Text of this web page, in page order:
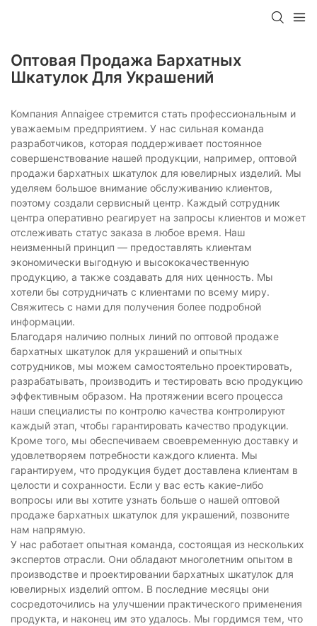
Оптовая Продажа Бархатных
Шкатулок Для Украшений
Компания Annaigee стремится стать профессиональным и
уважаемым предприятием. У нас сильная команда
разработчиков, которая поддерживает постоянное
совершенствование нашей продукции, например, оптовой
продажи бархатных шкатулок для ювелирных изделий. Мы
уделяем большое внимание обслуживанию клиентов,
поэтому создали сервисный центр. Каждый сотрудник
центра оперативно реагирует на запросы клиентов и может
отслеживать статус заказа в любое время. Наш
неизменный принцип — предоставлять клиентам
экономически выгодную и высококачественную
продукцию, а также создавать для них ценность. Мы
хотели бы сотрудничать с клиентами по всему миру.
Свяжитесь с нами для получения более подробной
информации.
Благодаря наличию полных линий по оптовой продаже
бархатных шкатулок для украшений и опытных
сотрудников, мы можем самостоятельно проектировать,
разрабатывать, производить и тестировать всю продукцию
эффективным образом. На протяжении всего процесса
наши специалисты по контролю качества контролируют
каждый этап, чтобы гарантировать качество продукции.
Кроме того, мы обеспечиваем своевременную доставку и
удовлетворяем потребности каждого клиента. Мы
гарантируем, что продукция будет доставлена ​​клиентам в
целости и сохранности. Если у вас есть какие-либо
вопросы или вы хотите узнать больше о нашей оптовой
продаже бархатных шкатулок для украшений, позвоните
нам напрямую.
У нас работает опытная команда, состоящая из нескольких
экспертов отрасли. Они обладают многолетним опытом в
производстве и проектировании бархатных шкатулок для
ювелирных изделий оптом. В последние месяцы они
сосредоточились на улучшении практического применения
продукта, и наконец им это удалось. Мы гордимся тем, что